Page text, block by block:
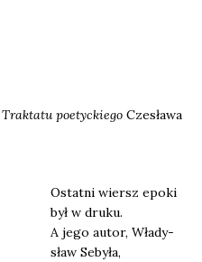
Trak­ta­tu poetyc­kie­go Cze­sła­wa
Ostat­ni wiersz epo­ki
był w dru­ku.
A jego autor, Wła­dy­
sław Seby­ła,